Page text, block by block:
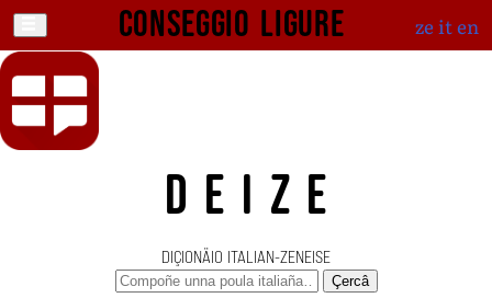
Conseggio ligure ze iten
DEIZE
DIÇIONÄIO ITALIAN-ZENEISE
Çercâ